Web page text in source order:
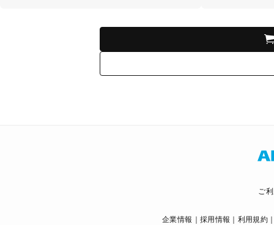
ご
企業情報 採用情報 利用規約